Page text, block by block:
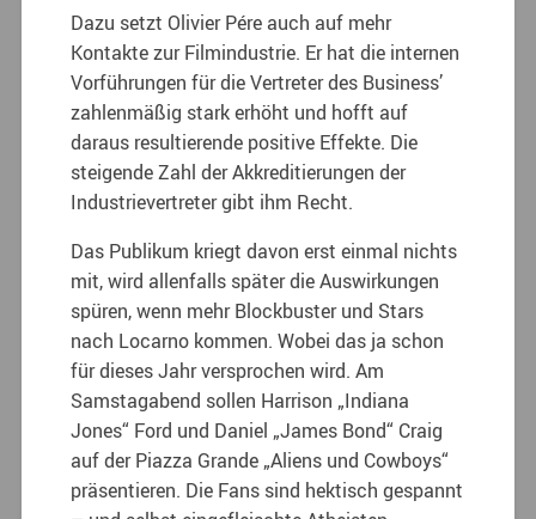
Dazu setzt Olivier Pére auch auf mehr
Kontakte zur Filmindustrie. Er hat die internen
Vorführungen für die Vertreter des Business’
zahlenmäßig stark erhöht und hofft auf
daraus resultierende positive Effekte. Die
steigende Zahl der Akkreditierungen der
Industrievertreter gibt ihm Recht.
Das Publikum kriegt davon erst einmal nichts
mit, wird allenfalls später die Auswirkungen
spüren, wenn mehr Blockbuster und Stars
nach Locarno kommen. Wobei das ja schon
für dieses Jahr versprochen wird. Am
Samstagabend sollen Harrison „Indiana
Jones“ Ford und Daniel „James Bond“ Craig
auf der Piazza Grande „Aliens und Cowboys“
präsentieren. Die Fans sind hektisch gespannt